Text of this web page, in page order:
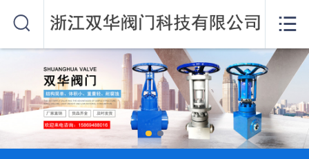
网站首页
关于我们
产品中心
公司动态

